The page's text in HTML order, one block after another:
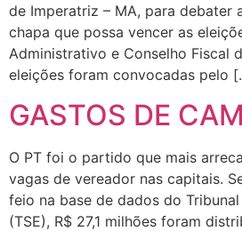
de Imperatriz – MA, para debater
chapa que possa vencer as
Administrativo e Conselho Fiscal
eleições foram convocadas pelo
GASTOS DE
O PT foi o partido que mais
vagas de vereador nas capitais.
feio na base de dados do
(TSE), R$ 27,1 milhões foram